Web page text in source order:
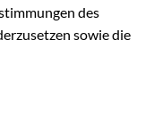
des
sowie die